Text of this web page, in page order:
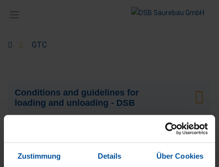
Zustimmung Details Über Cookies
GTC
Conditions and guidelines for
loading and unloading - DSB